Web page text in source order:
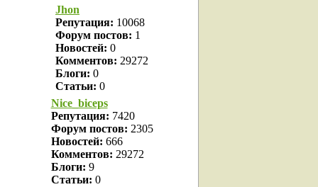
Jhon
Репутация: 10068
Форум постов: 1
Новостей: 0
Комментов: 29272
Блоги: 0
Статьи: 0
Nice_biceps
Репутация: 7420
Форум постов: 2305
Новостей: 666
Комментов: 29272
Блоги: 9
Статьи: 0